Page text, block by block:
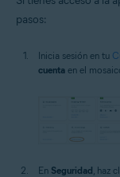
pasos:
Inicia sesión en tu
cuenta en el
En Seguridad , haz